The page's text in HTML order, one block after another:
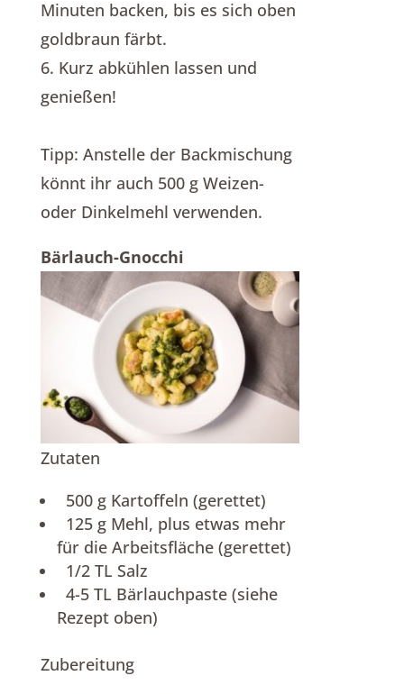
Minuten backen, bis es sich oben
goldbraun färbt.
6. Kurz abkühlen lassen und
genießen!
Tipp: Anstelle der Backmischung
könnt ihr auch 500 g Weizen-
oder Dinkelmehl verwenden.
Bärlauch-Gnocchi
Zutaten
500 g Kartoffeln (gerettet)
125 g Mehl, plus etwas mehr
für die Arbeitsfläche (gerettet)
1/2 TL Salz
4-5 TL Bärlauchpaste (siehe
Rezept oben)
Zubereitung